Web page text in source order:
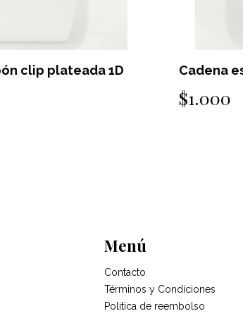
clip plateada 1D Cadena
$1.000
Menú
Contacto
Términos y Condiciones
Politica de reembolso